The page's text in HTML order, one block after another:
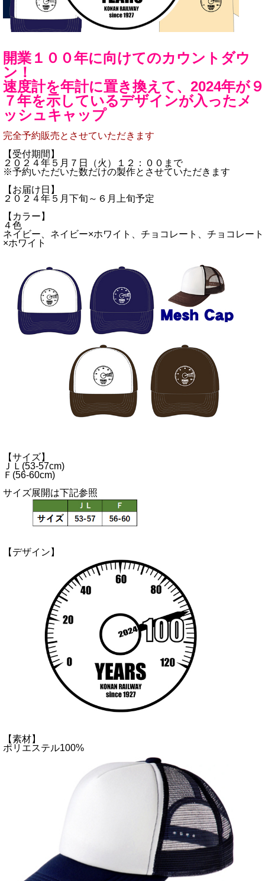
開業１００年に向けてのカウントダウ
ン！
速度計を年計に置き換えて、2024年が９
７年を示しているデザインが入ったメ
ッシュキャップ
完全予約販売とさせていただきます
【受付期間】
２０２４年５月７日（火）１２：００まで
※予約いただいた数だけの製作とさせていただきます
【お届け日】
２０２４年５月下旬～６月上旬予定
【カラー】
４色
ネイビー、ネイビー×ホワイト、チョコレート、チョコレート
×ホワイト
【サイズ】
ＪＬ(53-57cm)
Ｆ(56-60cm)
サイズ展開は下記参照
【デザイン】
【素材】
ポリエステル100%